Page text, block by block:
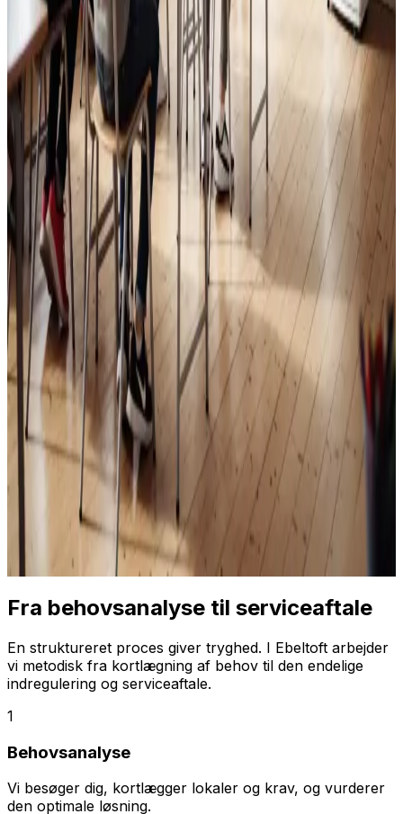
Skoleventilation
Frisk luft og bedre koncentration i skoler og institutioner
i Ebeltoft.
Læs mere
Fra behovsanalyse til serviceaftale
En struktureret proces giver tryghed. I Ebeltoft arbejder
vi metodisk fra kortlægning af behov til den endelige
indregulering og serviceaftale.
1
Behovsanalyse
Vi besøger dig, kortlægger lokaler og krav, og vurderer
den optimale løsning.